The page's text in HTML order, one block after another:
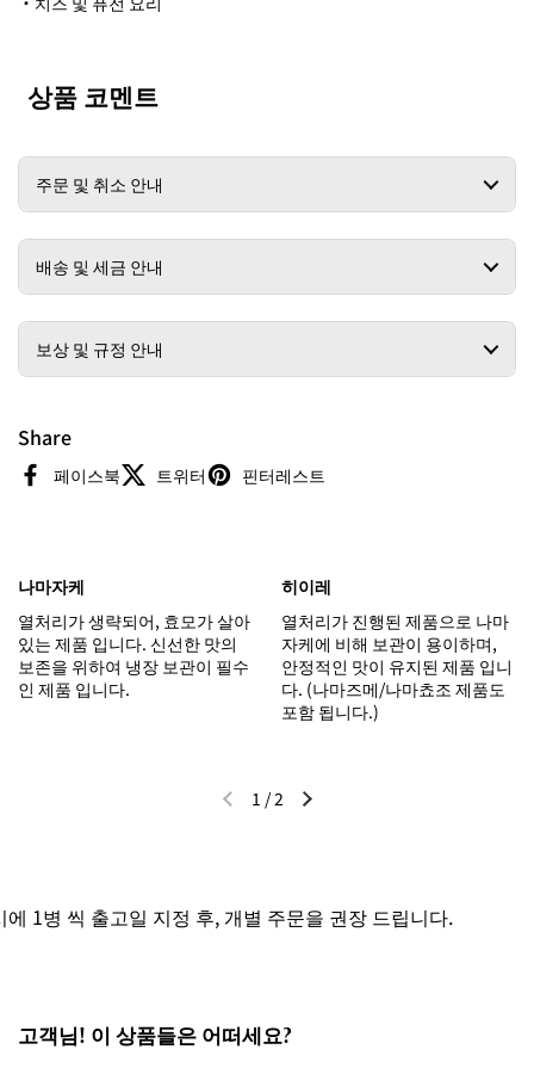
상품 코멘트
주문 및 취소 안내
배송 및 세금 안내
보상 및 규정 안내
Share
페이스북 트위터 핀터레스트
나마자케
열처리가 생략되어, 효모가 살아
있는 제품 입니다. 신선한 맛의
보존을 위하여 냉장 보관이 필수
인 제품 입니다.
히이레
열처리가 진행된 제품으로 나마
자케에 비해 보관이 용이하며,
안정적인 맛이 유지된 제품 입니
다. (나마즈메/나마쵸조 제품도
포함 됩니다.)
이전 슬라이드다음 슬라이드
1 /2
병 씩 출고일 지정 후, 개별 주문을 권장 드립니다.
고객님! 이 상품들은 어떠세요?